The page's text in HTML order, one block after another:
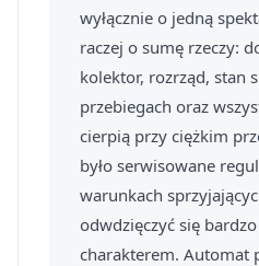
wyłącznie o jedną
raczej o sumę rzeczy:
kolektor, rozrząd, stan
przebiegach oraz
cierpią przy ciężkim
było serwisowane
warunkach
odwdzięczyć się
charakterem. Automat